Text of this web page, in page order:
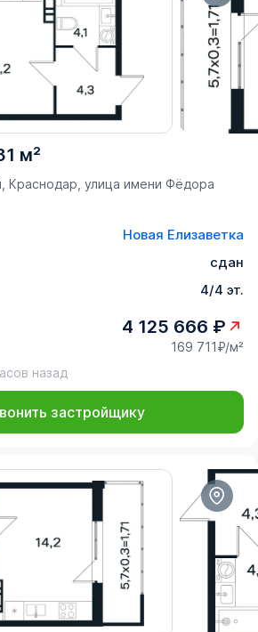
м²
Краснодар, улица имени Фёдора
Новая Елизаветка
сдан
4/4 эт.
4 125 666 ₽
169 711₽/м²
назад
застройщику